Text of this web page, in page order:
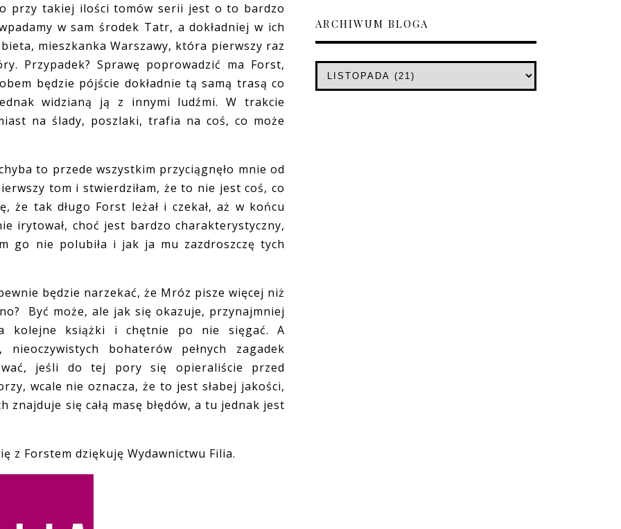
takiej ilości tomów serii jest o to bardzo
w sam środek Tatr, a dokładniej w ich
mieszkanka Warszawy, która pierwszy raz
Przypadek? Sprawę poprowadzić ma Forst,
będzie pójście dokładnie tą samą trasą co
widzianą ją z innymi ludźmi. W trakcie
na ślady, poszlaki, trafia na coś, co może
to przede wszystkim przyciągnęło mnie od
tom i stwierdziłam, że to nie jest coś, co
że tak długo Forst leżał i czekał, aż w końcu
irytował, choć jest bardzo charakterystyczny,
go nie polubiła i jak ja mu zazdroszczę tych
będzie narzekać, że Mróz pisze więcej niż
Być może, ale jak się okazuje, przynajmniej
kolejne książki i chętnie po nie sięgać. A
bohaterów pełnych zagadek
jeśli do tej pory się opieraliście przed
wcale nie oznacza, że to jest słabej jakości,
znajduje się całą masę błędów, a tu jednak jest
Forstem dziękuję Wydawnictwu Filia.
ARCHIWUM BLOGA